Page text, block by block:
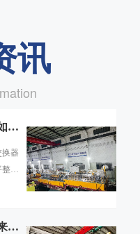
讯
何
器
整
越